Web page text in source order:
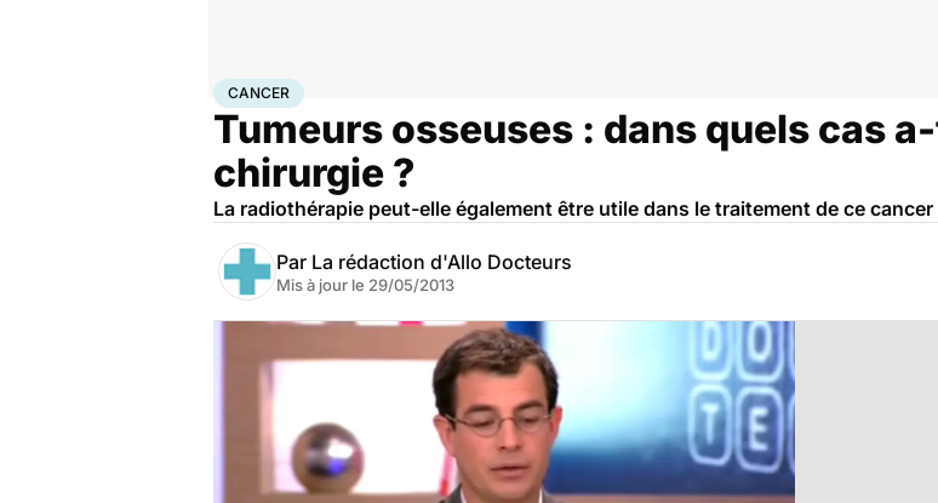
AccueilSanté
CANCER
Tumeurs osseuses : dans quels cas
chirurgie ?
La radiothérapie peut-elle également être utile dans le traitement de ce
Par La rédaction d'Allo Docteurs
Mis à jour le 29/05/2013